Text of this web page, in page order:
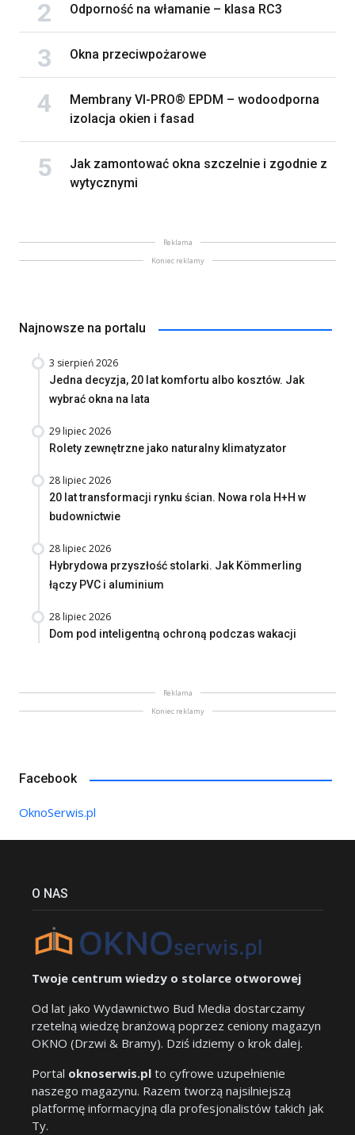
Odporność na włamanie – klasa RC3
Okna przeciwpożarowe
Membrany VI-PRO® EPDM – wodoodporna
izolacja okien i fasad
Jak zamontować okna szczelnie i zgodnie z
wytycznymi
Reklama
Koniec reklamy
Najnowsze na portalu
3 sierpień 2026
Jedna decyzja, 20 lat komfortu albo kosztów. Jak
wybrać okna na lata
29 lipiec 2026
Rolety zewnętrzne jako naturalny klimatyzator
28 lipiec 2026
20 lat transformacji rynku ścian. Nowa rola H+H w
budownictwie
28 lipiec 2026
Hybrydowa przyszłość stolarki. Jak Kömmerling
łączy PVC i aluminium
28 lipiec 2026
Dom pod inteligentną ochroną podczas wakacji
Reklama
Koniec reklamy
Facebook
OknoSerwis.pl
O NAS
Twoje centrum wiedzy o stolarce otworowej
Od lat jako Wydawnictwo Bud Media dostarczamy
rzetelną wiedzę branżową poprzez ceniony magazyn
OKNO (Drzwi & Bramy). Dziś idziemy o krok dalej.
Portal oknoserwis.pl to cyfrowe uzupełnienie
naszego magazynu. Razem tworzą najsilniejszą
platformę informacyjną dla profesjonalistów takich jak
Ty.